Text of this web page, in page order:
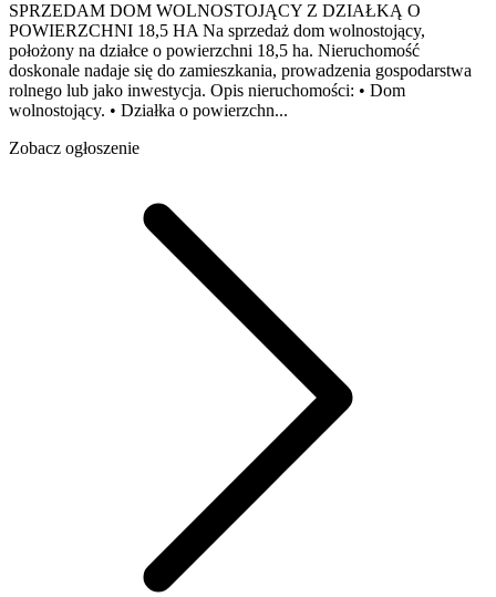
SPRZEDAM DOM WOLNOSTOJĄCY Z DZIAŁKĄ O
POWIERZCHNI 18,5 HA Na sprzedaż dom wolnostojący,
położony na działce o powierzchni 18,5 ha. Nieruchomość
doskonale nadaje się do zamieszkania, prowadzenia gospodarstwa
rolnego lub jako inwestycja. Opis nieruchomości: • Dom
wolnostojący. • Działka o powierzchn...
Zobacz ogłoszenie